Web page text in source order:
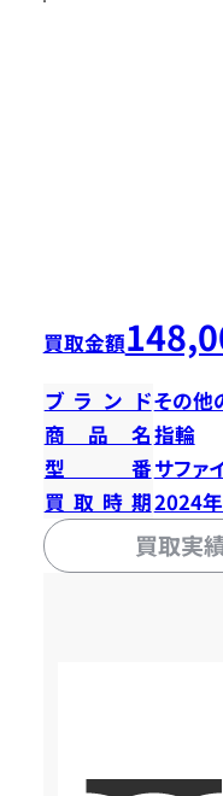
買取金額
ブランドその他
商品名指輪
型番サファ
買取時期2024
買取実